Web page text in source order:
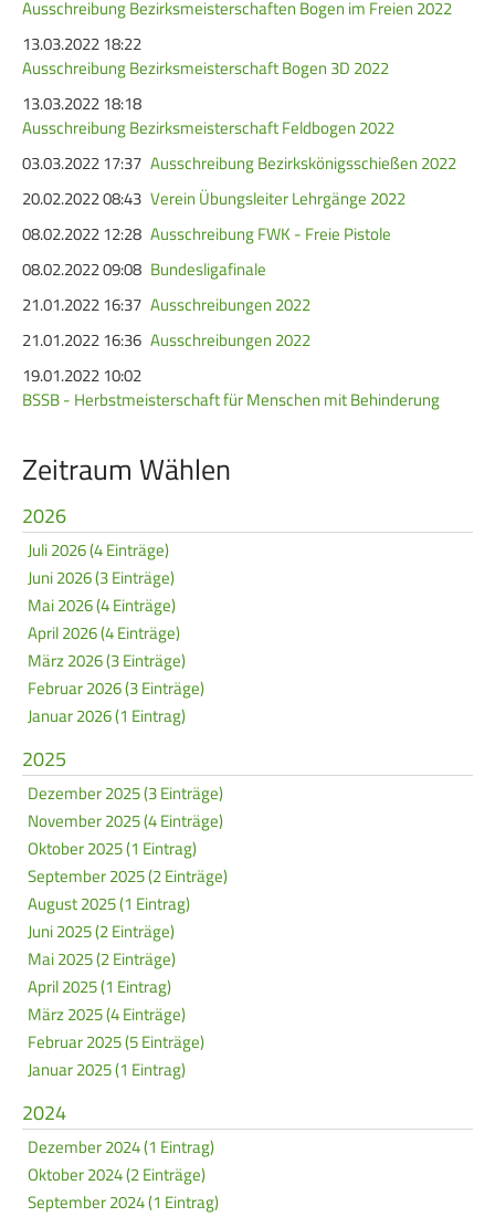
Ausschreibung Bezirksmeisterschaften Bogen im Freien 2022
13.03.2022 18:22
Ausschreibung Bezirksmeisterschaft Bogen 3D 2022
13.03.2022 18:18
Ausschreibung Bezirksmeisterschaft Feldbogen 2022
03.03.2022 17:37 Ausschreibung Bezirkskönigsschießen 2022
20.02.2022 08:43 Verein Übungsleiter Lehrgänge 2022
08.02.2022 12:28 Ausschreibung FWK - Freie Pistole
08.02.2022 09:08 Bundesligafinale
21.01.2022 16:37 Ausschreibungen 2022
21.01.2022 16:36 Ausschreibungen 2022
19.01.2022 10:02
BSSB - Herbstmeisterschaft für Menschen mit Behinderung
Zeitraum Wählen
2026
Juli 2026 (4 Einträge)
Juni 2026 (3 Einträge)
Mai 2026 (4 Einträge)
April 2026 (4 Einträge)
März 2026 (3 Einträge)
Februar 2026 (3 Einträge)
Januar 2026 (1 Eintrag)
2025
Dezember 2025 (3 Einträge)
November 2025 (4 Einträge)
Oktober 2025 (1 Eintrag)
September 2025 (2 Einträge)
August 2025 (1 Eintrag)
Juni 2025 (2 Einträge)
Mai 2025 (2 Einträge)
April 2025 (1 Eintrag)
März 2025 (4 Einträge)
Februar 2025 (5 Einträge)
Januar 2025 (1 Eintrag)
2024
Dezember 2024 (1 Eintrag)
Oktober 2024 (2 Einträge)
September 2024 (1 Eintrag)